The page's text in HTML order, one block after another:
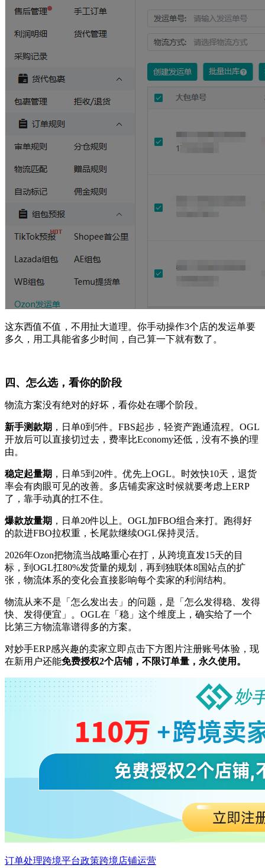
这东西值不值，不用扯大道理。你手动操作3个店的发运单要
多久，用工具能省多少时间，自己算一下就有数了。
四、怎么选，看你的阶段
物流方案没有绝对的好坏，看你处在哪个阶段。
新手测款期 ，日单0到5件。FBS起步，轻资产跑通流程。OGL
开放后可以直接切过去，费率比Economy还低，没有不换的理
由。
稳定起量期 ，日单5到20件。优先上OGL。时效快10天，退货
率会有肉眼可见的改善。多店铺卖家这时候就要考虑上ERP
了，靠手动真的扛不住。
爆款放量期 ，日单20件以上。OGL加FBO组合来打。跑得好
的款进FBO拉权重，长尾款继续OGL保持灵活。
2026年Ozon把物流当战略重心在打，从跨境直发15天的目
标，到OGL扛80%发货量的规划，再到独联体8国站点的扩
张，物流体系的变化会直接影响每个卖家的利润结构。
物流从来不是「怎么发出去」的问题，是「怎么发得稳、发得
快、发得便宜」。OGL在「稳」这个维度上，确实给了一个
比第三方物流靠谱得多的方案。
对妙手ERP感兴趣的卖家立即点击下方图片注册账号体验，现
在新用户还能免费授权2个店铺，不限订单量，永久使用。
订单处理跨境平台政策跨境店铺运营